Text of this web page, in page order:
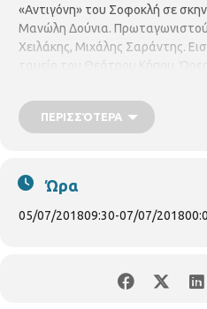
«Αντιγόνη» του Σοφοκλή σε
Μανώλη Δούνια.
Χειλάκης, Μιχάλης Σαράντης.
ταμείο του Θεάτρου Κήπου.
ΠΕΡΙΣΣΌΤΕΡΑ
Ώρα
05/07/201809:30-07/07/2018